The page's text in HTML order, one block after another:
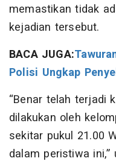
memastikan tidak
kejadian tersebut.
BACA JUGA:
Polisi Ungkap
“Benar telah terjadi
dilakukan oleh
sekitar pukul 21.00
dalam peristiwa ini,”